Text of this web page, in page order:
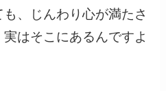
、じんわり心が満たさ
はそこにあるんですよ